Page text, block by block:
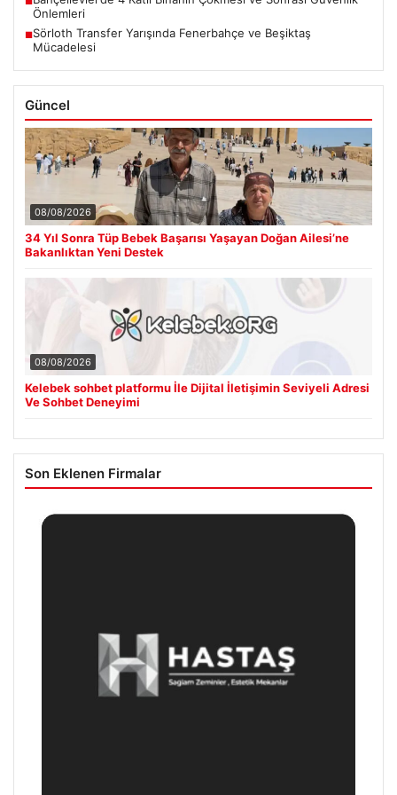
Önlemleri
■Sörloth Transfer Yarışında Fenerbahçe ve Beşiktaş
Mücadelesi
Güncel
08/08/2026
34 Yıl Sonra Tüp Bebek Başarısı Yaşayan Doğan Ailesi’ne
Bakanlıktan Yeni Destek
08/08/2026
Kelebek sohbet platformu İle Dijital İletişimin Seviyeli Adresi
Ve Sohbet Deneyimi
Son Eklenen Firmalar